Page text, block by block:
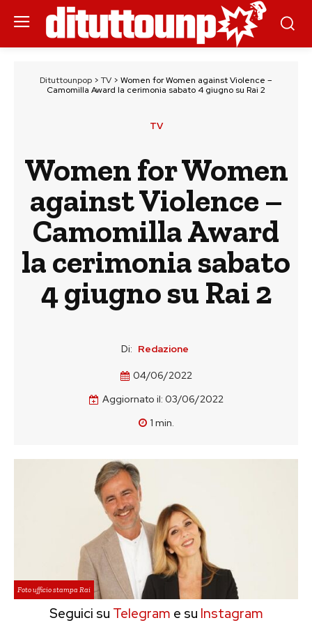
Dituttounpop > TV > Women for Women against Violence –
Camomilla Award la cerimonia sabato 4 giugno su Rai 2
TV
Women for Women
against Violence –
Camomilla Award
la cerimonia sabato
4 giugno su Rai 2
Di: Redazione
04/06/2022
Aggiornato il: 03/06/2022
1 min.
Foto ufficio stampa Rai
Seguici su Telegram e su Instagram